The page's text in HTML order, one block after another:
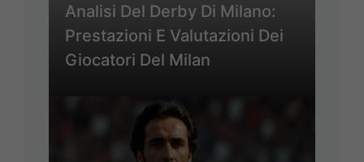
Analisi Del Derby Di Milano:
Prestazioni E Valutazioni Dei
Giocatori Del Milan